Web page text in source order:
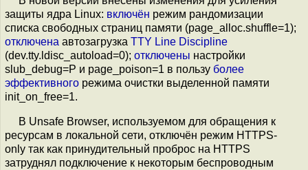
защиты ядра Linux: включён режим рандомизации
списка свободных страниц памяти (page_alloc.shuffle=1);
отключена автозагрузка TTY Line Discipline
(dev.tty.ldisc_autoload=0); отключены настройки
slub_debug=P и page_poison=1 в пользу более
эффективного режима очистки выделенной памяти
init_on_free=1.
В Unsafe Browser, используемом для обращения к
ресурсам в локальной сети, отключён режим HTTPS-
only так как принудительный проброс на HTTPS
затруднял подключение к некоторым беспроводным